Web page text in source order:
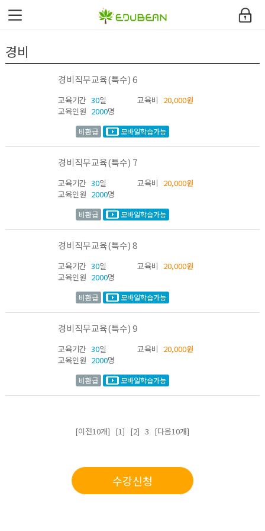
에듀빈
환급과정안내
고객지원센터
경비
경비직무교육(특수) 6
교육기간 30일 교육비 20,000원
교육인원 2000명
비환급 모바일학습가능
경비직무교육(특수) 7
교육기간 30일 교육비 20,000원
교육인원 2000명
비환급 모바일학습가능
경비직무교육(특수) 8
교육기간 30일 교육비 20,000원
교육인원 2000명
비환급 모바일학습가능
경비직무교육(특수) 9
교육기간 30일 교육비 20,000원
교육인원 2000명
비환급 모바일학습가능
[이전10개] [1] [2] 3 [다음10개]
수강신청